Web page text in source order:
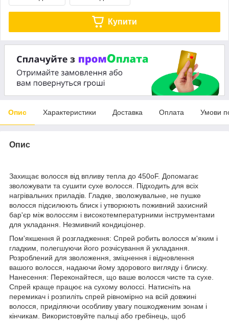
Купити
Опис Характеристики Доставка Оплата Умови
Опис
Захищає волосся від впливу тепла до 450oF. Допомагає
зволожувати та сушити сухе волосся. Підходить для всіх
нагрівальних приладів. Гладке, зволожувальне, не пушке
волосся підсилюють блиск і утворюють поживний захисний
бар'єр між волоссям і високотемпературними інструментами
для укладання. Незмивний кондиціонер.
Пом'якшення й розгладження: Спрей робить волосся м'яким і
гладким, полегшуючи його розчісування й укладання.
Розроблений для зволоження, зміцнення і відновлення
вашого волосся, надаючи йому здорового вигляду і блиску.
Нанесення: Переконайтеся, що ваше волосся чисте та сухе.
Спрей краще працює на сухому волоссі. Натисніть на
перемикач і розпиліть спрей рівномірно на всій довжині
волосся, приділяючи особливу увагу пошкодженим зонам і
кінчикам. Використовуйте пальці або гребінець, щоб